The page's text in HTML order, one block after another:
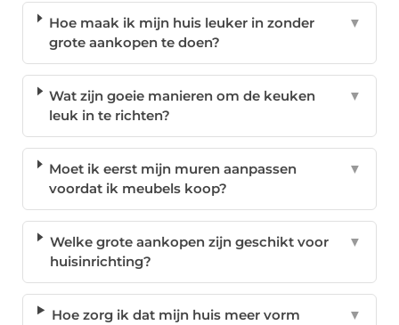
Hoe maak ik mijn huis leuker in zonder
grote aankopen te doen?
▼
Wat zijn goeie manieren om de keuken
leuk in te richten?
▼
Moet ik eerst mijn muren aanpassen
voordat ik meubels koop?
▼
Welke grote aankopen zijn geschikt voor
huisinrichting?
▼
Hoe zorg ik dat mijn huis meer vorm
▼